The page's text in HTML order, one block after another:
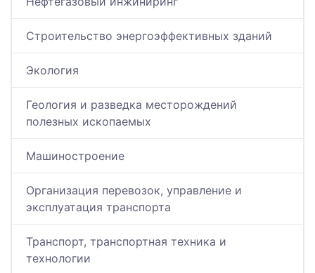
Строительство энергоэффективных зданий
Экология
Геология и разведка месторождений
полезных ископаемых
Машиностроение
Организация перевозок, управление и
эксплуатация транспорта
Транспорт, транспортная техника и
технологии